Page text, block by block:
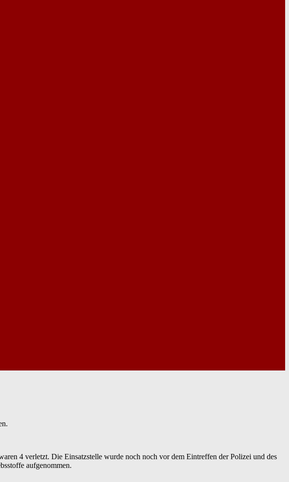
4 verletzt. Die Einsatzstelle wurde noch noch vor dem Eintreffen der Polizei und des
aufgenommen.